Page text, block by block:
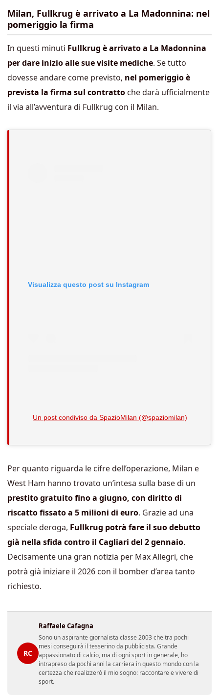
Milan, Fullkrug è arrivato a La Madonnina: nel
pomeriggio la firma
In questi minuti Fullkrug è arrivato a La Madonnina
per dare inizio alle sue visite mediche. Se tutto
dovesse andare come previsto, nel pomeriggio è
prevista la firma sul contratto che darà ufficialmente
il via all’avventura di Fullkrug con il Milan.
Visualizza questo post su Instagram
Un post condiviso da SpazioMilan (@spaziomilan)
Per quanto riguarda le cifre dell’operazione, Milan e
West Ham hanno trovato un’intesa sulla base di un
prestito gratuito fino a giugno, con diritto di
riscatto fissato a 5 milioni di euro. Grazie ad una
speciale deroga, Fullkrug potrà fare il suo debutto
già nella sfida contro il Cagliari del 2 gennaio.
Decisamente una gran notizia per Max Allegri, che
potrà già iniziare il 2026 con il bomber d’area tanto
richiesto.
RC
Raffaele Cafagna
Sono un aspirante giornalista classe 2003 che tra pochi
mesi conseguirà il tesserino da pubblicista. Grande
appassionato di calcio, ma di ogni sport in generale, ho
intrapreso da pochi anni la carriera in questo mondo con la
certezza che realizzerò il mio sogno: raccontare e vivere di
sport.